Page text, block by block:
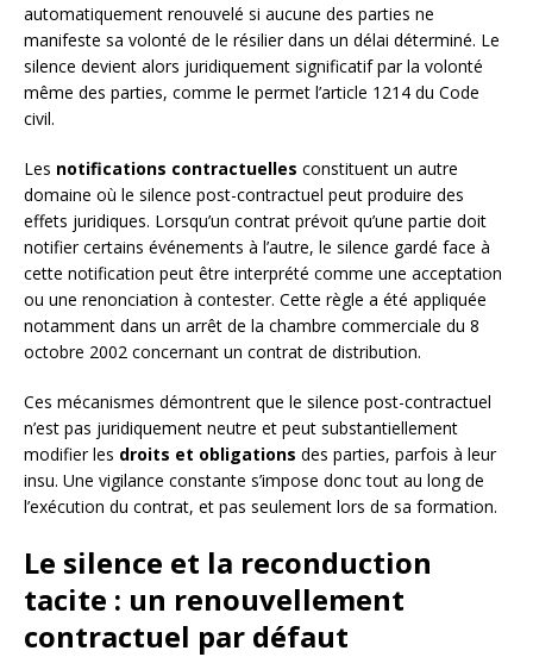
automatiquement renouvelé si aucune des parties ne
manifeste sa volonté de le résilier dans un délai déterminé. Le
silence devient alors juridiquement significatif par la volonté
même des parties, comme le permet l’article 1214 du Code
civil.
Les notifications contractuelles constituent un autre
domaine où le silence post-contractuel peut produire des
effets juridiques. Lorsqu’un contrat prévoit qu’une partie doit
notifier certains événements à l’autre, le silence gardé face à
cette notification peut être interprété comme une acceptation
ou une renonciation à contester. Cette règle a été appliquée
notamment dans un arrêt de la chambre commerciale du 8
octobre 2002 concernant un contrat de distribution.
Ces mécanismes démontrent que le silence post-contractuel
n’est pas juridiquement neutre et peut substantiellement
modifier les droits et obligations des parties, parfois à leur
insu. Une vigilance constante s’impose donc tout au long de
l’exécution du contrat, et pas seulement lors de sa formation.
Le silence et la reconduction
tacite : un renouvellement
contractuel par défaut